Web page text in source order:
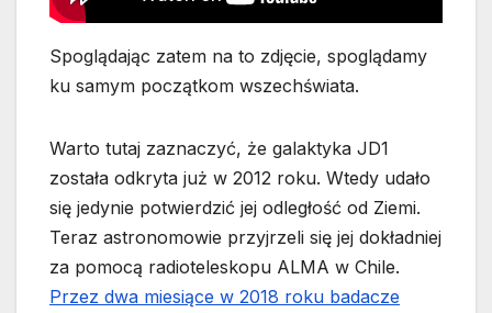
Spoglądając zatem na to zdjęcie, spoglądamy
ku samym początkom wszechświata.
Warto tutaj zaznaczyć, że galaktyka JD1
została odkryta już w 2012 roku. Wtedy udało
się jedynie potwierdzić jej odległość od Ziemi.
Teraz astronomowie przyjrzeli się jej dokładniej
za pomocą radioteleskopu ALMA w Chile.
Przez dwa miesiące w 2018 roku badacze